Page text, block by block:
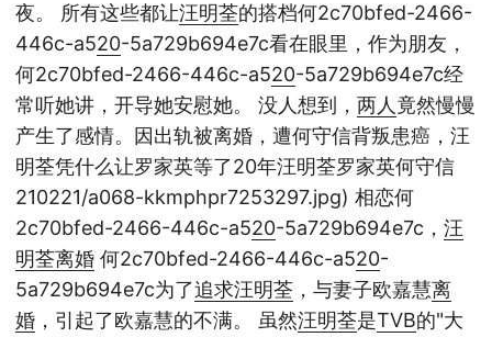
夜。 所有这些都让汪明荃的搭档何2c70bfed-2466-
446c-a520-5a729b694e7c看在眼里，作为朋友，
何2c70bfed-2466-446c-a520-5a729b694e7c经
常听她讲，开导她安慰她。 没人想到， 两人竟然慢慢
产生了感情。因出轨被离婚，遭何守信背叛患癌，汪
明荃凭什么让罗家英等了20年汪明荃罗家英何守信
210221/a068-kkmphpr7253297.jpg) 相恋何
2c70bfed-2466-446c-a520-5a729b694e7c， 汪
明荃离婚 何2c70bfed-2466-446c-a520-
5a729b694e7c为了追求汪明荃 ，与妻子欧嘉慧离
婚 ，引起了欧嘉慧的不满。 虽然汪明荃是TVB的"大